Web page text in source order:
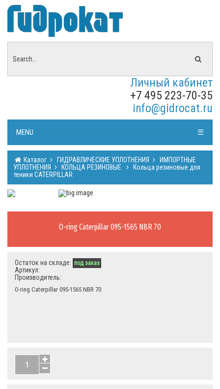
Личный кабинет
+7 495 223-70-35
info@gidrocat.ru
MENU ☰
Каталог ГИДРАВЛИЧЕСКИЕ УПЛОТНЕНИЯ
ИМПОРТНЫЕ
УПЛОТНЕНИЯ
КОЛЬЦА РЕЗИНОВЫЕ
Кольца резиновые для
теники CATERPILLAR
O-ring Caterpillar 095-1565 NBR 70
Остаток на складе: под заказ
Артикул:
Производитель:
O-ring Caterpillar 095-1565 NBR 70